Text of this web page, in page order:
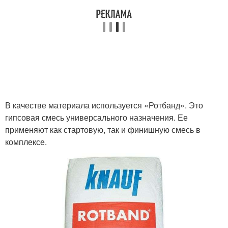
В качестве материала используется «Ротбанд». Это
гипсовая смесь универсального назначения. Ее
применяют как стартовую, так и финишную смесь в
комплексе.